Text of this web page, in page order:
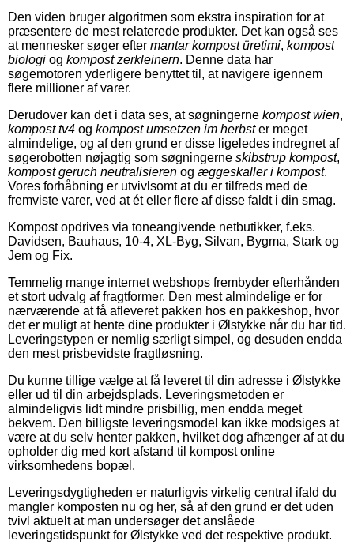
Den viden bruger algoritmen som ekstra inspiration for at
præsentere de mest relaterede produkter. Det kan også ses
at mennesker søger efter mantar kompost üretimi, kompost
biologi og kompost zerkleinern. Denne data har
søgemotoren yderligere benyttet til, at navigere igennem
flere millioner af varer.
Derudover kan det i data ses, at søgningerne kompost wien,
kompost tv4 og kompost umsetzen im herbster meget
almindelige, og af den grund er disse ligeledes indregnet af
søgerobotten nøjagtig som søgningerne skibstrup kompost,
kompost geruch neutralisieren og æggeskaller i kompost.
Vores forhåbning er utvivlsomt at du er tilfreds med de
fremviste varer, ved at ét eller flere af disse faldt i din smag.
Kompost opdrives via toneangivende netbutikker, f.eks.
Davidsen, Bauhaus, 10-4, XL-Byg, Silvan, Bygma, Stark og
Jem og Fix.
Temmelig mange internet webshops frembyder efterhånden
et stort udvalg af fragtformer. Den mest almindelige er for
nærværende at få afleveret pakken hos en pakkeshop, hvor
det er muligt at hente dine produkter i Ølstykke når du har tid.
Leveringstypen er nemlig særligt simpel, og desuden endda
den mest prisbevidste fragtløsning.
Du kunne tillige vælge at få leveret til din adresse i Ølstykke
eller ud til din arbejdsplads. Leveringsmetoden er
almindeligvis lidt mindre prisbillig, men endda meget
bekvem. Den billigste leveringsmodel kan ikke modsiges at
være at du selv henter pakken, hvilket dog afhænger af at du
opholder dig med kort afstand til kompost online
virksomhedens bopæl.
Leveringsdygtigheden er naturligvis virkelig central ifald du
mangler komposten nu og her, så af den grund er det uden
tvivl aktuelt at man undersøger det anslåede
leveringstidspunkt for Ølstykke ved det respektive produkt.